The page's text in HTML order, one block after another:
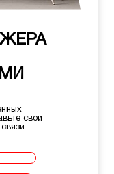
свои